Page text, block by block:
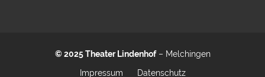
© 2025Theater Lindenhof– Melchingen
Impressum
Datenschutz